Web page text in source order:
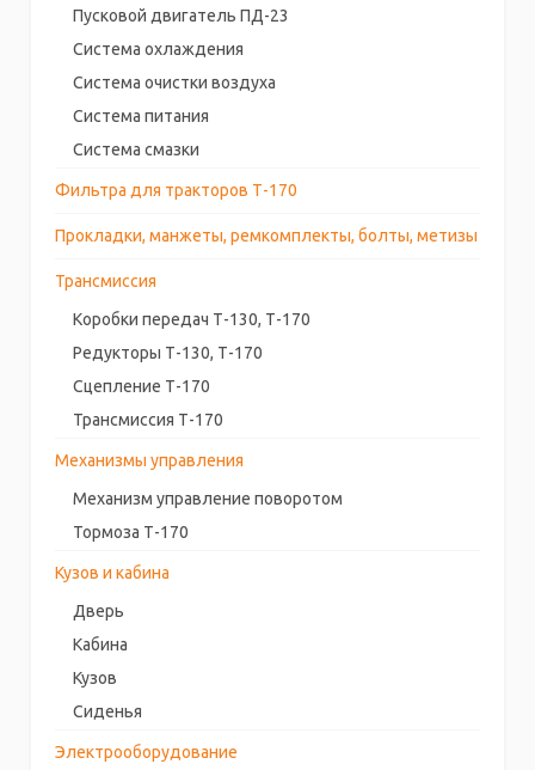
Пусковой двигатель ПД-23
Система охлаждения
Система очистки воздуха
Система питания
Система смазки
Фильтра для тракторов Т-170
Прокладки, манжеты, ремкомплекты, болты, метизы
Трансмиссия
Коробки передач Т-130, Т-170
Редукторы Т-130, Т-170
Сцепление Т-170
Трансмиссия Т-170
Механизмы управления
Механизм управление поворотом
Тормоза Т-170
Кузов и кабина
Дверь
Кабина
Кузов
Сиденья
Электрооборудование